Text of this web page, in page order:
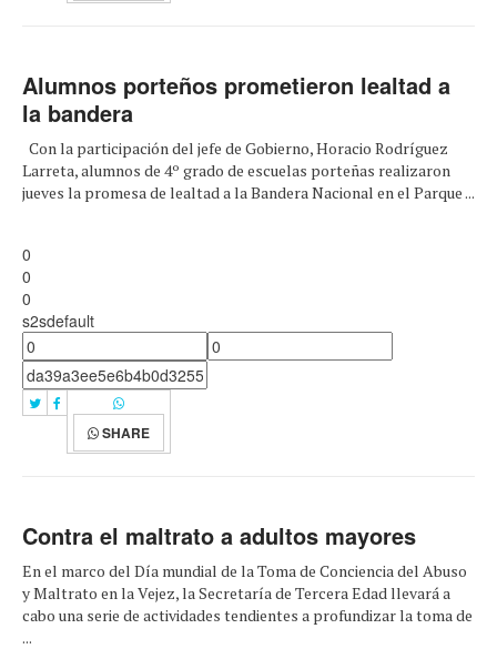
Alumnos porteños prometieron lealtad a
la bandera
Con la participación del jefe de Gobierno, Horacio Rodríguez
Larreta, alumnos de 4º grado de escuelas porteñas realizaron
jueves la promesa de lealtad a la Bandera Nacional en el Parque ...
0
0
0
s2sdefault
SHARE
Contra el maltrato a adultos mayores
En el marco del Día mundial de la Toma de Conciencia del Abuso
y Maltrato en la Vejez, la Secretaría de Tercera Edad llevará a
cabo una serie de actividades tendientes a profundizar la toma de
...